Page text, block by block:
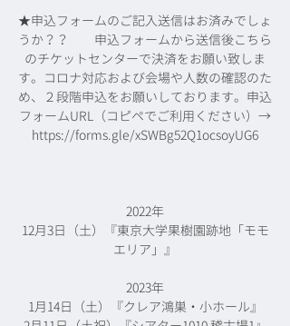
★申込フォームのご記入送信はお済みでしょ
うか？？ 申込フォームから送信後こちら
のチケットセンターで決済をお願い致しま
す。コロナ対応および会場や人数の確認のた
め、２段階申込をお願いしております。申込
フォームURL（コピペでご利用ください）→
https://forms.gle/xSWBg52Q1ocsoyUG6
2022年
12月3日（土）『東京大学果樹園跡地「モモ
エリア」』
2023年
1月14日（土）『クレア鴻巣・小ホール』